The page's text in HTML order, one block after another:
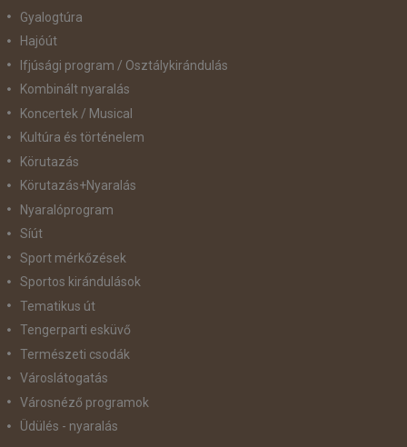
Gyalogtúra
Hajóút
Ifjúsági program / Osztálykirándulás
Kombinált nyaralás
Koncertek / Musical
Kultúra és történelem
Körutazás
Körutazás+Nyaralás
Nyaralóprogram
Síút
Sport mérkőzések
Sportos kirándulások
Tematikus út
Tengerparti esküvő
Természeti csodák
Városlátogatás
Városnéző programok
Üdülés - nyaralás